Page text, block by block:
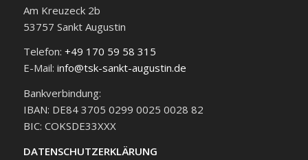
Am Kreuzeck 2b
53757 Sankt Augustin
Telefon: +49 170 59 58 315
E-Mail: info@tsk-sankt-augustin.de
Bankverbindung:
IBAN: DE84 3705 0299 0025 0028 82
BIC: COKSDE33XXX
DATENSCHUTZERKLÄRUNG